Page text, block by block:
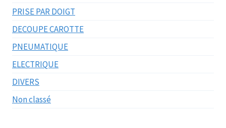
PRISE PAR DOIGT
DECOUPE CAROTTE
PNEUMATIQUE
ELECTRIQUE
DIVERS
Non classé